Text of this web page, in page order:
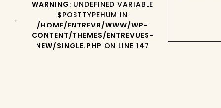
WARNING: UNDEFINED VARIABLE
$POSTTYPEHUM IN
/HOME/ENTREVB/WWW/WP-
CONTENT/THEMES/ENTREVUES-
NEW/SINGLE.PHP ON LINE 147